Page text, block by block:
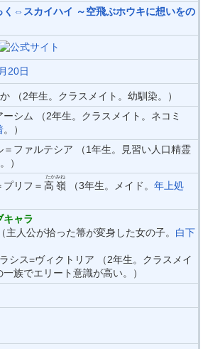
く⇔スカイハイ ～空飛ぶホウキに想いをの
20日
（2年生。クラスメイト。幼馴染。）
ーシム （2年生。クラスメイト。ネコミ
。）
＝ファルテシア （1年生。見習い人口精霊
。）
プリフ＝ 高嶺
たかみね
（3年生。メイド。年上処
キャラ
主人公が拾った箒が変身した女の子。 白下
シス=ヴィクトリア （2年生。クラスメイ
一族でエリート意識が高い。）